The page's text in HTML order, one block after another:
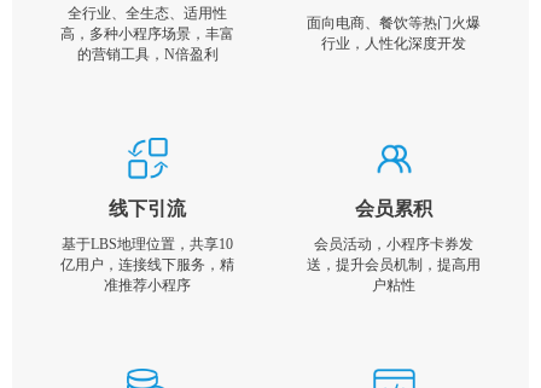
全行业、全生态、适用性
高，多种小程序场景，丰富
的营销工具，N倍盈利
面向电商、餐饮等热门火爆
行业，人性化深度开发
线下引流
基于LBS地理位置，共享10
亿用户，连接线下服务，精
准推荐小程序
会员累积
会员活动，小程序卡券发
送，提升会员机制，提高用
户粘性